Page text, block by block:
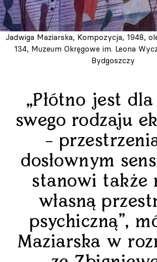
Jadwiga Maziarska, Kompozycja, 1948,
134, Muzeum Okręgowe im. Leona
Bydgoszczy
„Płótno jest
swego rodzaju
–
dosłownym
stanowi także
własną
psychiczną”,
Maziarska w